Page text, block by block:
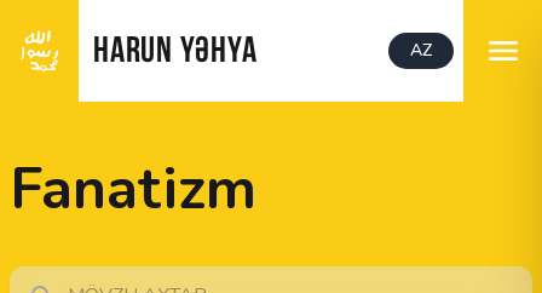
HARUN YƏHYA AZ
Fanatizm